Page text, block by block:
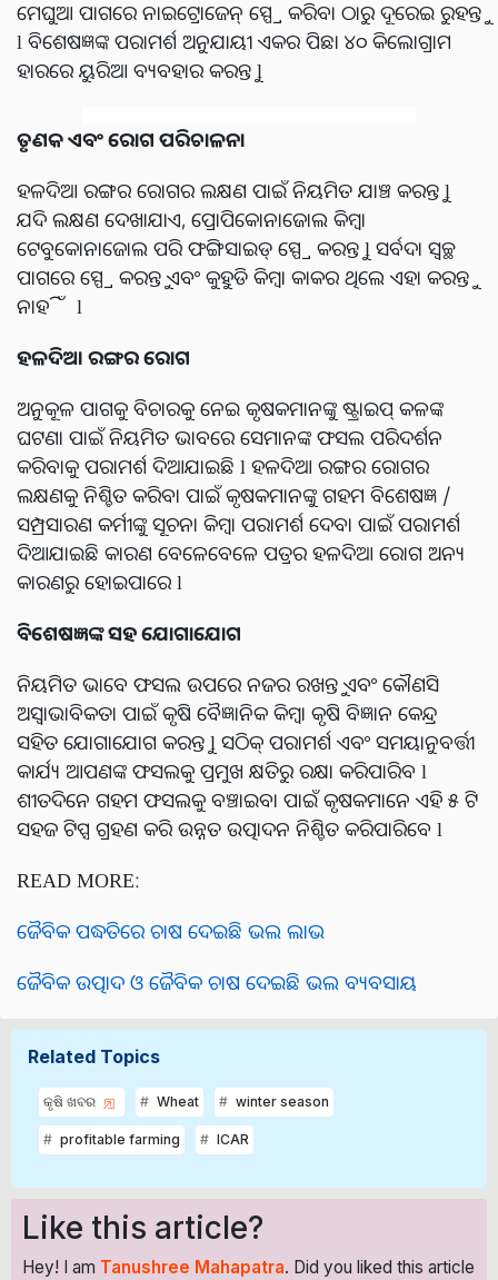
ମେଘୁଆ ପାଗରେ ନାଇଟ୍ରୋଜେନ୍ ସ୍ପ୍ରେ କରିବା ଠାରୁ ଦୂରେଇ ରୁହନ୍ତୁ
l ବିଶେଷଜ୍ଞଙ୍କ ପରାମର୍ଶ ଅନୁଯାୟୀ ଏକର ପିଛା ୪୦ କିଲୋଗ୍ରାମ
ହାରରେ ୟୁରିଆ ବ୍ୟବହାର କରନ୍ତୁ l
ତୃଣକ ଏବଂ ରୋଗ ପରିଚାଳନା
ହଳଦିଆ ରଙ୍ଗର ରୋଗର ଲକ୍ଷଣ ପାଇଁ ନିୟମିତ ଯାଞ୍ଚ କରନ୍ତୁ l
ଯଦି ଲକ୍ଷଣ ଦେଖାଯାଏ, ପ୍ରୋପିକୋନାଜୋଲ କିମ୍ବା
ଟେବୁକୋନାଜୋଲ ପରି ଫଙ୍ଗିସାଇଡ୍ ସ୍ପ୍ରେ କରନ୍ତୁ l ସର୍ବଦା ସ୍ୱଚ୍ଛ
ପାଗରେ ସ୍ପ୍ରେ କରନ୍ତୁ ଏବଂ କୁହୁଡି କିମ୍ବା କାକର ଥିଲେ ଏହା କରନ୍ତୁ
ନାହିଁ l
ହଳଦିଆ ରଙ୍ଗର ରୋଗ
ଅନୁକୂଳ ପାଗକୁ ବିଚାରକୁ ନେଇ କୃଷକମାନଙ୍କୁ ଷ୍ଟ୍ରାଇପ୍ କଳଙ୍କ
ଘଟଣା ପାଇଁ ନିୟମିତ ଭାବରେ ସେମାନଙ୍କ ଫସଲ ପରିଦର୍ଶନ
କରିବାକୁ ପରାମର୍ଶ ଦିଆଯାଇଛି l ହଳଦିଆ ରଙ୍ଗର ରୋଗର
ଲକ୍ଷଣକୁ ନିଶ୍ଚିତ କରିବା ପାଇଁ କୃଷକମାନଙ୍କୁ ଗହମ ବିଶେଷଜ୍ଞ /
ସମ୍ପ୍ରସାରଣ କର୍ମୀଙ୍କୁ ସୂଚନା କିମ୍ବା ପରାମର୍ଶ ଦେବା ପାଇଁ ପରାମର୍ଶ
ଦିଆଯାଇଛି କାରଣ ବେଳେବେଳେ ପତ୍ରର ହଳଦିଆ ରୋଗ ଅନ୍ୟ
କାରଣରୁ ହୋଇପାରେ l
ବିଶେଷଜ୍ଞଙ୍କ ସହ ଯୋଗାଯୋଗ
ନିୟମିତ ଭାବେ ଫସଲ ଉପରେ ନଜର ରଖନ୍ତୁ ଏବଂ କୌଣସି
ଅସ୍ୱାଭାବିକତା ପାଇଁ କୃଷି ବୈଜ୍ଞାନିକ କିମ୍ବା କୃଷି ବିଜ୍ଞାନ କେନ୍ଦ୍ର
ସହିତ ଯୋଗାଯୋଗ କରନ୍ତୁ l ସଠିକ୍ ପରାମର୍ଶ ଏବଂ ସମୟାନୁବର୍ତ୍ତୀ
କାର୍ଯ୍ୟ ଆପଣଙ୍କ ଫସଲକୁ ପ୍ରମୁଖ କ୍ଷତିରୁ ରକ୍ଷା କରିପାରିବ l
ଶୀତଦିନେ ଗହମ ଫସଲକୁ ବଞ୍ଚାଇବା ପାଇଁ କୃଷକମାନେ ଏହି ୫ ଟି
ସହଜ ଟିପ୍ସ ଗ୍ରହଣ କରି ଉନ୍ନତ ଉତ୍ପାଦନ ନିଶ୍ଚିତ କରିପାରିବେ l
READ MORE:
ଜୈବିକ ପଦ୍ଧତିରେ ଚାଷ ଦେଇଛି ଭଲ ଲାଭ
ଜୈବିକ ଉତ୍ପାଦ ଓ ଜୈବିକ ଚାଷ ଦେଇଛି ଭଲ ବ୍ୟବସାୟ
Related Topics
କୃଷି ଖବର Wheat winter season
profitable farming ICAR
Like this article?
Hey! I am Tanushree Mahapatra. Did you liked this article